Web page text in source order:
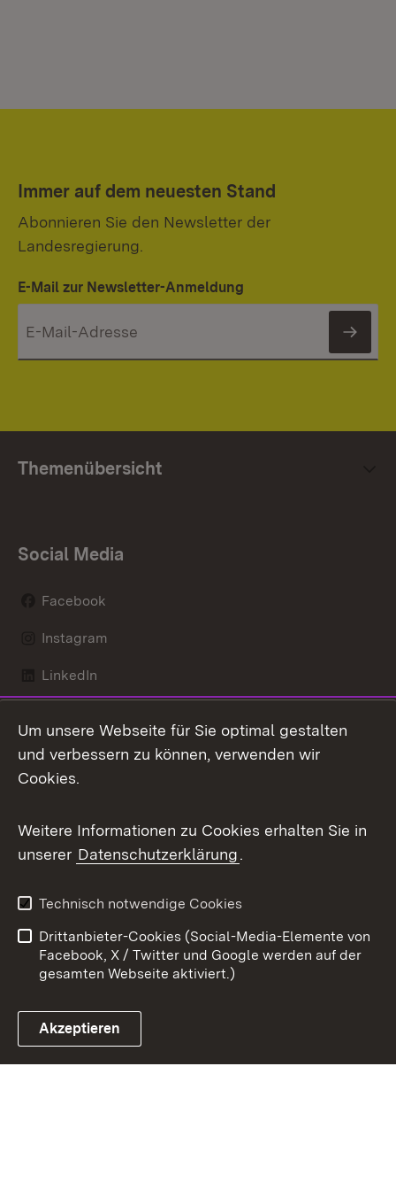
Immer auf dem neuesten Stand
Abonnieren Sie den Newsletter der
Landesregierung.
E-Mail zur Newsletter-Anmeldung
Themenübersicht
Social Media
Facebook
Instagram
LinkedIn
X / Twitter
Youtube
Link zum Landesportal
Kontakt
Datenschutz
Barrierefreiheit
Impressum
Cookies
Um unsere Webseite für Sie optimal gestalten
und verbessern zu können, verwenden wir
Cookies.
Weitere Informationen zu Cookies erhalten Sie in
unserer Datenschutzerklärung.
Technisch notwendige Cookies
Drittanbieter-Cookies (Social-Media-Elemente von
Facebook, X / Twitter und Google werden auf der
gesamten Webseite aktiviert.)
Akzeptieren